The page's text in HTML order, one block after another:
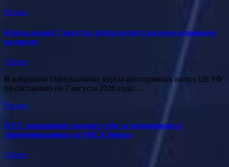
Разное
Курсы валют 7 августа: рубль рухнул ко всем основным
валютам
Admin
В избранное Официальные курсы иностранных валют ЦБ РФ
по состоянию на 7 августа 2026 года:...
Разное
В ЕС мошенники выдают себя за чиновников и
лицензированные по MiCA биржи
Admin